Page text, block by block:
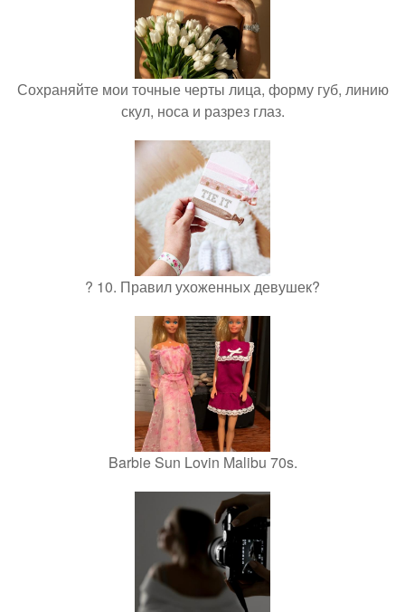
Сохраняйте мои точные черты лица, форму губ, линию
скул, носа и разрез глаз.
? 10. Правил ухоженных девушек?
Barbie Sun Lovin Malibu 70s.